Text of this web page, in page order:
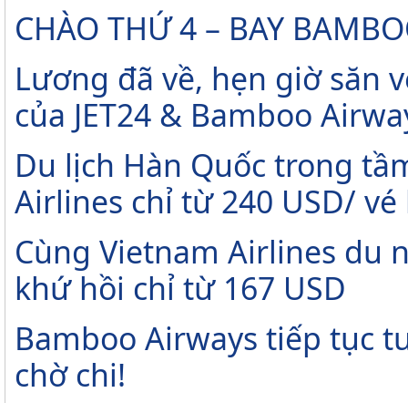
CHÀO THỨ 4 – BAY
Lương đã về, hẹn giờ săn
của JET24 & Bamboo
Du lịch Hàn Quốc trong
Airlines chỉ từ 240 USD/
Cùng Vietnam Airlines du
khứ hồi chỉ từ 167 USD
Bamboo Airways tiếp tục
chờ chi!